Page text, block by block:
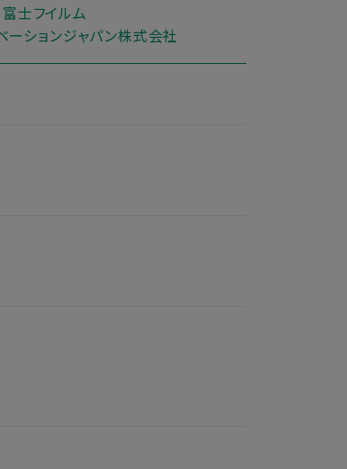
富士フイルム
ーションジャパン株式会社